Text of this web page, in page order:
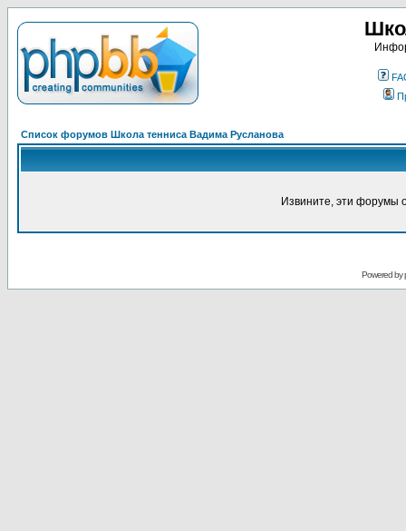
Список форумов Школа тенниса Вадима Русланова
Извините, эти форумы
Powered by